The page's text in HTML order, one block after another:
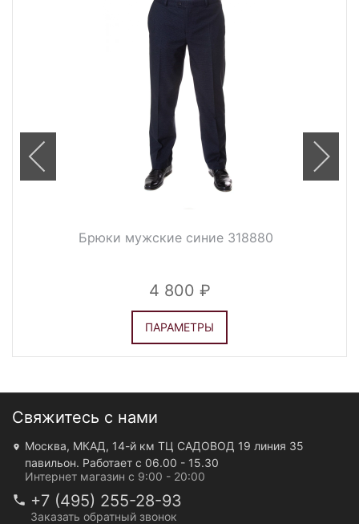
Брюки мужские синие 318880
4 800
ПАРАМЕТРЫ
Свяжитесь с нами
Москва, МКАД, 14-й км ТЦ САДОВОД 19 линия 35
павильон. Работает с 06.00 - 15.30
Интернет магазин с 9:00 - 20:00
+7 (495) 255-28-93
Заказать обратный звонок